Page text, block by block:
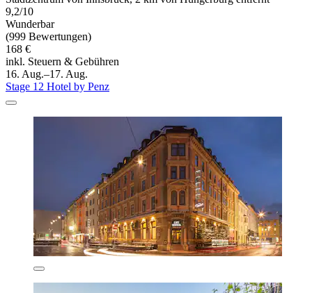
9,2/10
Wunderbar
(999 Bewertungen)
168 €
inkl. Steuern & Gebühren
16. Aug.–17. Aug.
Stage 12 Hotel by Penz